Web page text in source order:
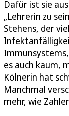
Dafür ist sie
„Lehrerin zu
Stehens, der
es auch kaum,
Kölnerin hat
Manchmal
mehr, wie